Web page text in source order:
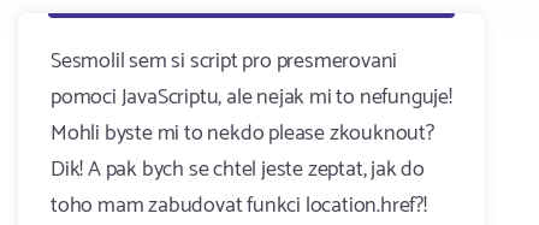
Sesmolil sem si script pro presmerovani
pomoci JavaScriptu, ale nejak mi to nefunguje!
Mohli byste mi to nekdo please zkouknout?
Dik! A pak bych se chtel jeste zeptat, jak do
toho mam zabudovat funkci location.href?!